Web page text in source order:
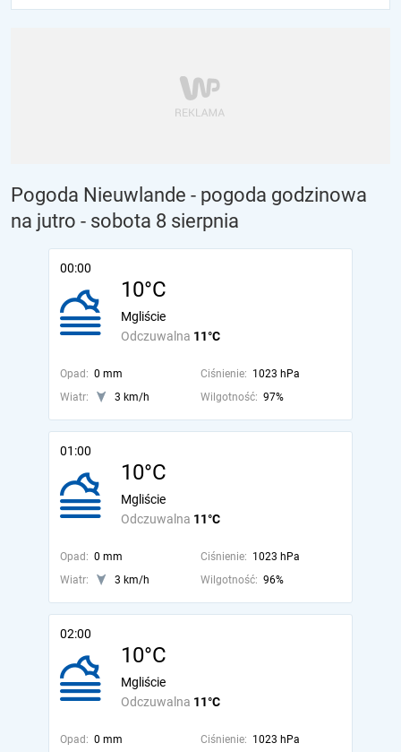
Pogoda Nieuwlande - pogoda godzinowa
na jutro - sobota 8 sierpnia
00:00
10°C
Odczuwalna 11°C
Mgliście
Opad: 0 mm Ciśnienie: 1023 hPa
Wiatr:
3 km/h Wilgotność: 97%
01:00
10°C
Odczuwalna 11°C
Mgliście
Opad: 0 mm Ciśnienie: 1023 hPa
Wiatr:
3 km/h Wilgotność: 96%
02:00
10°C
Odczuwalna 11°C
Mgliście
Opad: 0 mm Ciśnienie: 1023 hPa